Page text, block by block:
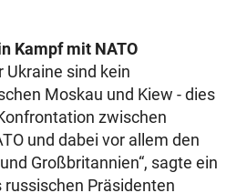
Kampf mit NATO
Ukraine sind kein
Moskau und Kiew - dies
zwischen
und dabei vor allem den
Großbritannien“, sagte ein
Präsidenten